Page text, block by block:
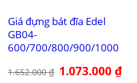
Giá đựng bát đĩa Edel
GB04-
600/700/800/900/1000
1.652.000₫ Giá
gốc
1.073.000₫Giá